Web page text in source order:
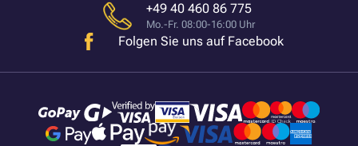
+49 40 460 86 775
Mo.-Fr. 08:00-16:00 Uhr
Folgen Sie uns auf Facebook